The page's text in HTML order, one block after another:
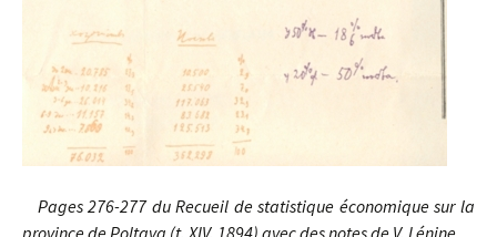
Pages 276-277 du Recueil de statistique économique sur la